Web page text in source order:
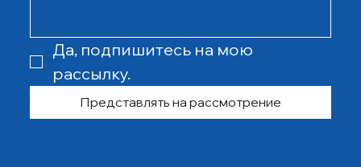
Да, подпишитесь на мою
рассылку.
Представлять на рассмотрение